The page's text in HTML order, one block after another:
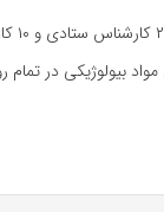
وی
بیولوژیکی در